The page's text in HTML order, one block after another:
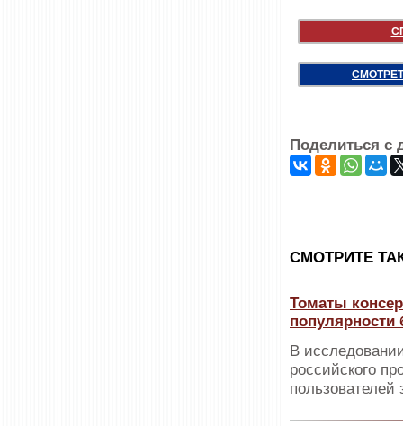
Поделиться с
CМОТРИТЕ
Томаты
популярности
В
российского